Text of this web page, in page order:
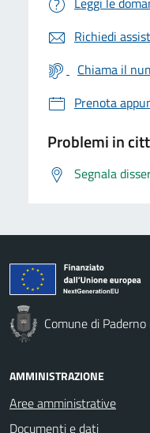
Richiedi
Chiama il
Prenota
Problemi in
Segnala
Comune di
AMMINISTRAZIONE
Aree amministrative
Documenti e dati